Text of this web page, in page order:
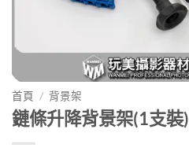
首頁 / 背景架
鏈條升降背景架(1支裝)